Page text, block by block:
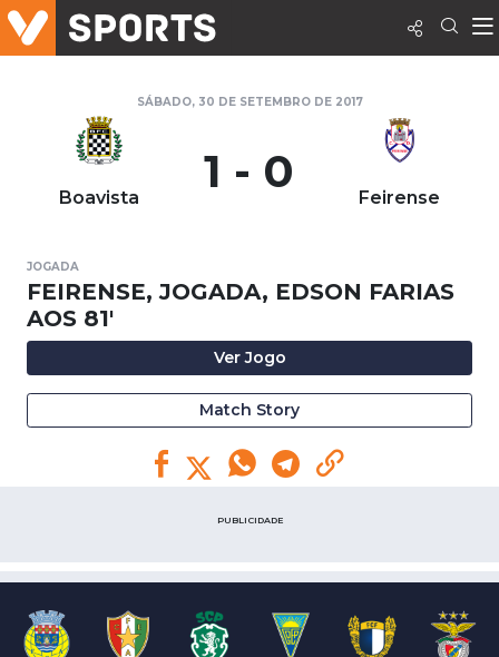
SÁBADO, 30 DE SETEMBRO DE 2017
Boavista 1 - 0 Feirense
JOGADA
FEIRENSE, JOGADA, EDSON FARIAS
AOS 81'
Ver Jogo
Match Story
PUBLICIDADE